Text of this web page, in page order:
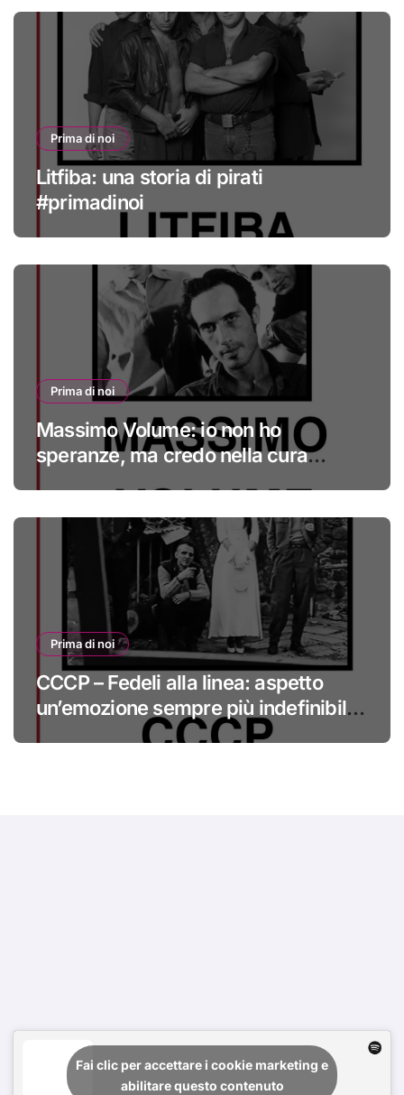
Prima di noi
Litfiba: una storia di pirati
#primadinoi
Prima di noi
Massimo Volume: io non ho
speranze, ma credo nella cura
Prima di noi
CCCP – Fedeli alla linea: aspetto
un’emozione sempre più indefinibile
#primadinoi
Fai clic per accettare i cookie marketing e
abilitare questo contenuto